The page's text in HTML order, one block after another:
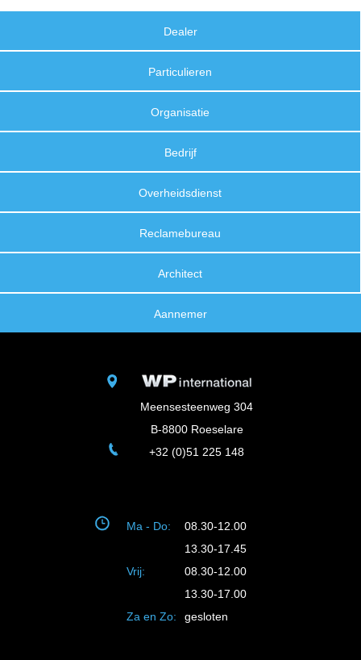
Dealer
Particulieren
Organisatie
Bedrijf
Overheidsdienst
Reclamebureau
Architect
Aannemer
Meensesteenweg 304
B-8800 Roeselare
+32 (0)51 225 148
Ma - Do:
08.30-12.00
13.30-17.45
Vrij:
08.30-12.00
13.30-17.00
Za en Zo:
gesloten